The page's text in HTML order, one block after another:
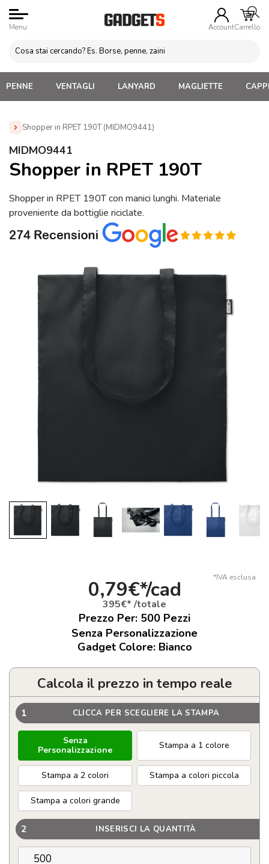
Menu AccountCarrello
PENNE VENTAGLI LANYARD MAGLIETTE
Shopper in RPET 190T (MIDMO9441)
Home » Borse e Sacche Personalizzate
MIDMO9441
Shopper in RPET 190T
Shopper in RPET 190T con manici lunghi. Materiale
proveniente da bottiglie riciclate.
*IVA esclusa
0,79€*/cad
395€* /totale
Prezzo Per: 500 Pezzi
Senza Personalizzazione
Gadget Colore: Bianco
Calcola il prezzo in tempo reale
1 CLICCA PER SCEGLIERE LA STAMPA
Senza
Personalizzazione
Stampa a 1 colore
Stampa a 2 colori Stampa a colori piccola
Stampa a colori grande
2 INSERISCI LA QUANTITÀ